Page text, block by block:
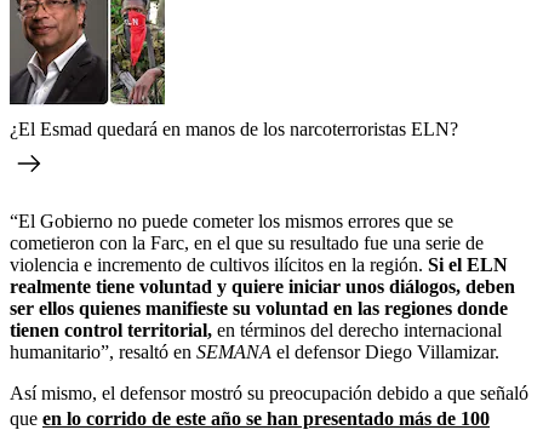
¿El Esmad quedará en manos de los narcoterroristas ELN?
“El Gobierno no puede cometer los mismos errores que se
cometieron con la Farc, en el que su resultado fue una serie de
violencia e incremento de cultivos ilícitos en la región. Si el ELN
realmente tiene voluntad y quiere iniciar unos diálogos, deben
ser ellos quienes manifieste su voluntad en las regiones donde
tienen control territorial, en términos del derecho internacional
humanitario”, resaltó en SEMANA el defensor Diego Villamizar.
Así mismo, el defensor mostró su preocupación debido a que señaló
que en lo corrido de este año se han presentado más de 100